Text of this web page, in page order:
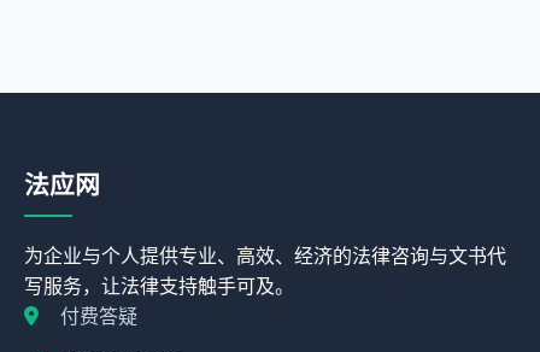
法应网
为企业与个人提供专业、高效、经济的法律咨询与文书代
写服务，让法律支持触手可及。
付费答疑